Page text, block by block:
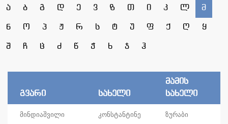
ა ბ გ დ ე ვ ზ თ ი კ ლ მ
ნ ო პ ჟ რ ს ტ უ ფ ქ ღ ყ
შ ჩ ც ძ წ ჭ ხ ჯ ჰ
გვარი სახელი
მამის
სახელი
მინდიაშვილი კონსტანტინე ზურაბი